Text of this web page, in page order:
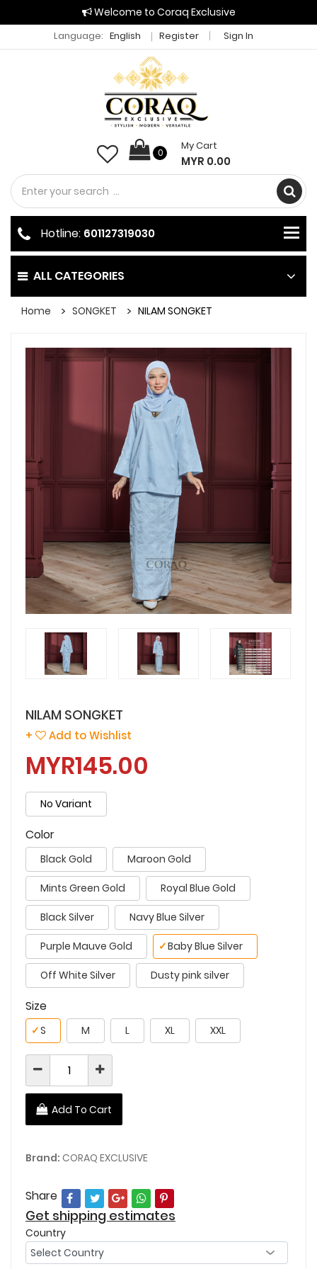
Welcome to Coraq Exclusive
Language: English Register Sign In
0
My Cart
MYR 0.00
ALL CATEGORIES
Hotline: 601127319030
Home SONGKET NILAM SONGKET
NILAM SONGKET
+ Add to Wishlist
MYR145.00
No Variant
Color
Black Gold Maroon Gold
Mints Green Gold Royal Blue Gold
Black Silver Navy Blue Silver
Purple Mauve Gold Baby Blue Silver
✓
Off White Silver Dusty pink silver
Size
S
✓ M L XL XXL
Add To Cart
Brand: CORAQ EXCLUSIVE
Share
Get shipping estimates
Country